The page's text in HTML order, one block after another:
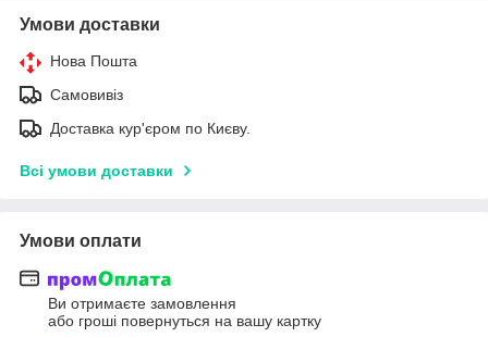
Умови доставки
Нова Пошта
Самовивіз
Доставка кур'єром по Києву.
Всі умови доставки
Умови оплати
Ви отримаєте замовлення
або гроші повернуться на вашу картку